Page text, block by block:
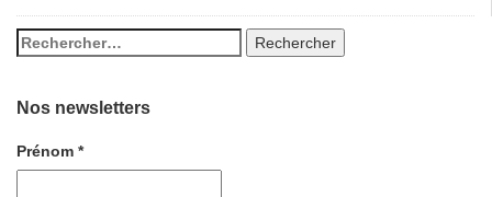
Nos newsletters
Prénom *